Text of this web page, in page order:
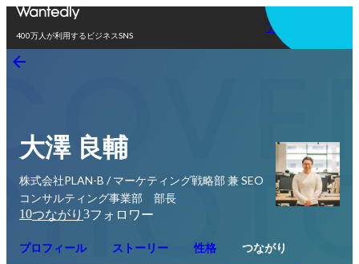
400万人が利用するビジネスSNS
アプリを使う
大澤 良輔
株式会社PLAN-B / マーケティング戦略部 兼 SEO
コンサルティング事業部 部長
10つながり 3フォロワー
プロフィール ストーリー 性格 つながり